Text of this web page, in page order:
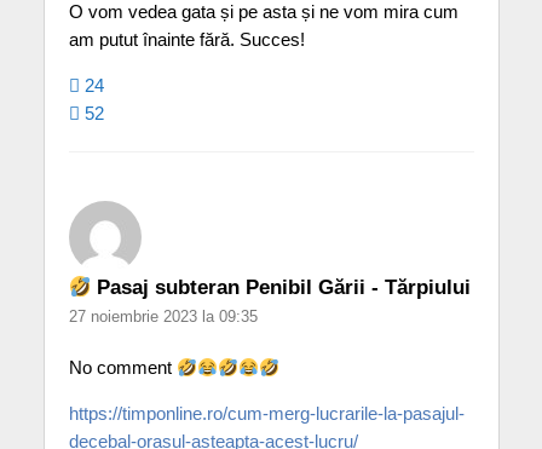
O vom vedea gata și pe asta și ne vom mira cum
am putut înainte fără. Succes!
24
52
Pasaj subteran Penibil Gării - Tărpiului
27 noiembrie 2023 la 09:35
No comment
https://timponline.ro/cum-merg-lucrarile-la-pasajul-
decebal-orasul-asteapta-acest-lucru/